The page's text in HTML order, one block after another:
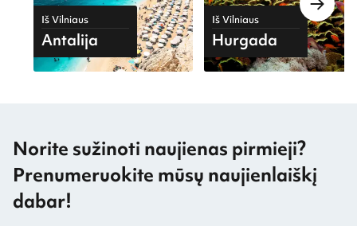
Iš Vilniaus
Antalija
Iš Vilniaus
Hurgada
Norite sužinoti naujienas pirmieji?
Prenumeruokite mūsų naujienlaiškį
dabar!